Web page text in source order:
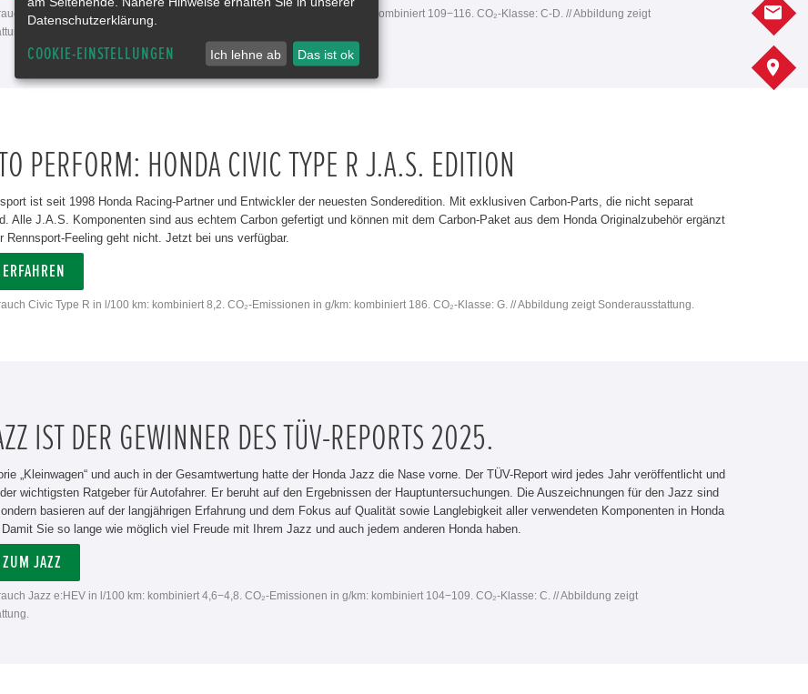
Civic e:HEV in l/100 km: kombiniert 4,8−5,1. CO₂-Emissionen in g/km: kombiniert 109−116. CO₂-Klasse: C-D. // Abbildung zeigt
PERFORM: HONDA CIVIC TYPE R J.A.S. EDITION
ist seit 1998 Honda Racing-Partner und Entwickler der neuesten Sonderedition. Mit exklusiven Carbon-Parts, die nicht separat
Alle J.A.S. Komponenten sind aus echtem Carbon gefertigt und können mit dem Carbon-Paket aus dem Honda Originalzubehör ergänzt
Rennsport-Feeling geht nicht. Jetzt bei uns verfügbar.
Civic Type R in l/100 km: kombiniert 8,2. CO₂-Emissionen in g/km: kombiniert 186. CO₂-Klasse: G. // Abbildung zeigt Sonderausstattung.
IST DER GEWINNER DES TÜV-REPORTS 2025.
„Kleinwagen“ und auch in der Gesamtwertung hatte der Honda Jazz die Nase vorne. Der TÜV-Report wird jedes Jahr veröffentlicht und
wichtigsten Ratgeber für Autofahrer. Er beruht auf den Ergebnissen der Hauptuntersuchungen. Die Auszeichnungen für den Jazz sind
basieren auf der langjährigen Erfahrung und dem Fokus auf Qualität sowie Langlebigkeit aller verwendeten Komponenten in Honda
Damit Sie so lange wie möglich viel Freude mit Ihrem Jazz und auch jedem anderen Honda haben.
JAZZ
Jazz e:HEV in l/100 km: kombiniert 4,6−4,8. CO₂-Emissionen in g/km: kombiniert 104−109. CO₂-Klasse: C. // Abbildung zeigt
Datenschutzerklärung.
COOKIE-EINSTELLUNGEN Ich lehne ab Das ist ok